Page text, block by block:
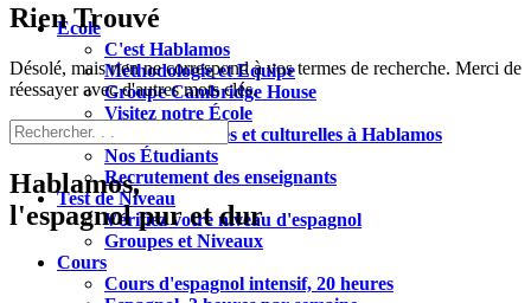
École
C'est Hablamos
Méthodologie et Equipe
Groupe Cambridge House
Visitez notre École
Activités sociales et culturelles à Hablamos
Nos Étudiants
Recrutement des enseignants
Test de Niveau
Vérifiez votre niveau d'espagnol
Groupes et Niveaux
Cours
Cours d'espagnol intensif, 20 heures
Rien Trouvé
Désolé, mais rien ne correspond à vos termes de recherche. Merci de
réessayer avec d'autres mots clés.
Hablamos,
l'espagnol pur et dur